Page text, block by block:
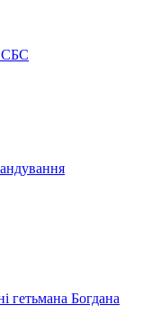
СБС
гетьмана Богдана